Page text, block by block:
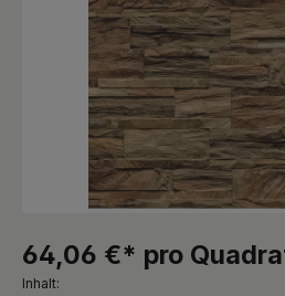
64,06 €* pro
Inhalt: